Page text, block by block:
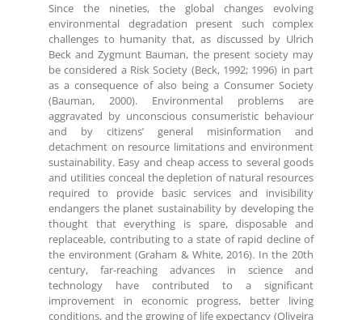
Since the nineties, the global changes evolving
environmental degradation present such complex
challenges to humanity that, as discussed by Ulrich
Beck and Zygmunt Bauman, the present society may
be considered a Risk Society (Beck, 1992; 1996) in part
as a consequence of also being a Consumer Society
(Bauman, 2000). Environmental problems are
aggravated by unconscious consumeristic behaviour
and by citizens’ general misinformation and
detachment on resource limitations and environment
sustainability. Easy and cheap access to several goods
and utilities conceal the depletion of natural resources
required to provide basic services and invisibility
endangers the planet sustainability by developing the
thought that everything is spare, disposable and
replaceable, contributing to a state of rapid decline of
the environment (Graham & White, 2016). In the 20th
century, far-reaching advances in science and
technology have contributed to a significant
improvement in economic progress, better living
conditions, and the growing of life expectancy (Oliveira